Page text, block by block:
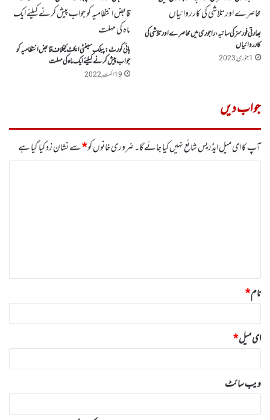
بھارتی فورسز کی سانبہ،راجوری میں محاصرے اورتلاشی کی
کارروائیاں
1 جنوری, 2023
ہائی کورٹ:پبلک سیفٹی ایکٹ کیخلاف قابض انتظامیہ کو
جواب پیش کرنے کیلئے ایک ماہ کی مہلت
19 اگست, 2022
جواب دیں
آپ کا ای میل ایڈریس شائع نہیں کیا جائے گا۔ضروری خانوں کو*سے نشان زد کیا گیا ہے
نام*
ای میل*
ویب‌ سائٹ